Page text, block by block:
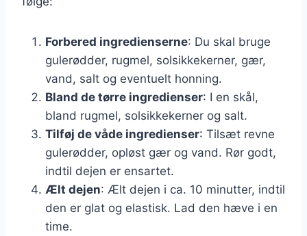
Forbered ingredienserne: Du skal bruge
gulerødder, rugmel, solsikkekerner, gær,
vand, salt og eventuelt honning.
Bland de tørre ingredienser: I en skål,
bland rugmel, solsikkekerner og salt.
Tilføj de våde ingredienser: Tilsæt revne
gulerødder, opløst gær og vand. Rør godt,
indtil dejen er ensartet.
Ælt dejen: Ælt dejen i ca. 10 minutter, indtil
den er glat og elastisk. Lad den hæve i en
time.